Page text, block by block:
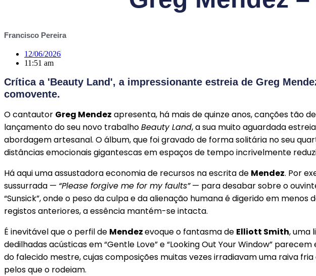
Francisco Pereira
12/06/2026
11:51 am
Crítica a 'Beauty Land', a impressionante estreia de Greg
comovente.
O cantautor Greg Mendez apresenta, há mais de quinze anos, canções tão
lançamento do seu novo trabalhoBeauty Land, a sua muito aguardada
abordagem artesanal. O álbum, que foi gravado de forma solitária no seu
distâncias emocionais gigantescas em espaços de tempo incrivelmente
Há aqui uma assustadora economia de recursos na escrita de Mendez. Por
sussurrada — “Please forgive me for my faults”— para desabar sobre o
“Sunsick”, onde o peso da culpa e da alienação humana é digerido em
registos anteriores, a essência mantém-se intacta.
É inevitável que o perfil de Mendezevoque o fantasma de Elliott Smith, uma
dedilhadas acústicas em “Gentle Love” e “Looking Out Your Window”
do falecido mestre, cujas composições muitas vezes irradiavam uma raiva
pelos que o rodeiam.